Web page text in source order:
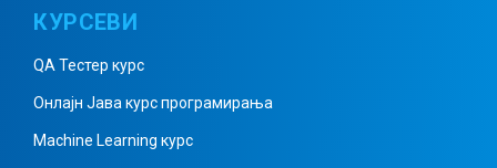
КУРСЕВИ
QA Тестер курс
Онлајн Јава курс програмирања
Machine Learning курс